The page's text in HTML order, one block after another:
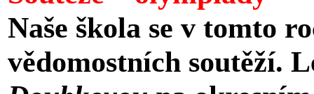
Naše škola se v tomto
vědomostních soutěží.